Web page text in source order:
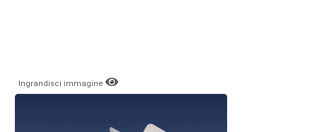
Ingrandisci immagine